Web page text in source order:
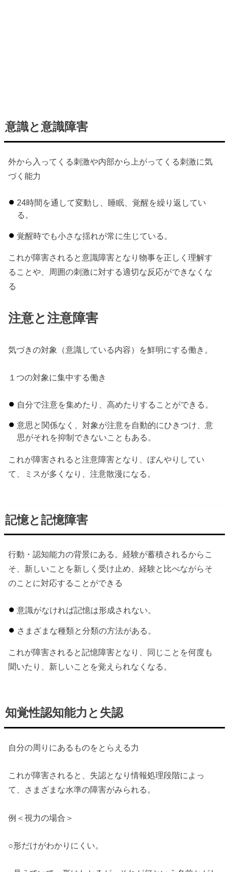
意識と意識障害
外から入ってくる刺激や内部から上がってくる刺激に気
づく能力
24時間を通して変動し、睡眠、覚醒を繰り返してい
る。
覚醒時でも小さな揺れが常に生じている。
これが障害されると意識障害となり物事を正しく理解す
ることや、周囲の刺激に対する適切な反応ができなくな
る
注意と注意障害
気づきの対象（意識している内容）を鮮明にする働き。
１つの対象に集中する働き
自分で注意を集めたり、高めたりすることができる。
意思と関係なく、対象が注意を自動的にひきつけ、意
思がそれを抑制できないこともある。
これが障害されると注意障害となり、ぼんやりしてい
て、ミスが多くなり、注意散漫になる。
記憶と記憶障害
行動・認知能力の背景にある。経験が蓄積されるからこ
そ、新しいことを新しく受け止め、経験と比べながらそ
のことに対応することができる
意識がなければ記憶は形成されない。
さまざまな種類と分類の方法がある。
これが障害されると記憶障害となり、同じことを何度も
聞いたり、新しいことを覚えられなくなる。
知覚性認知能力と失認
自分の周りにあるものをとらえる力
これが障害されると、失認となり情報処理段階によっ
て、さまざまな水準の障害がみられる。
例＜視力の場合＞
○形だけがわかりにくい。